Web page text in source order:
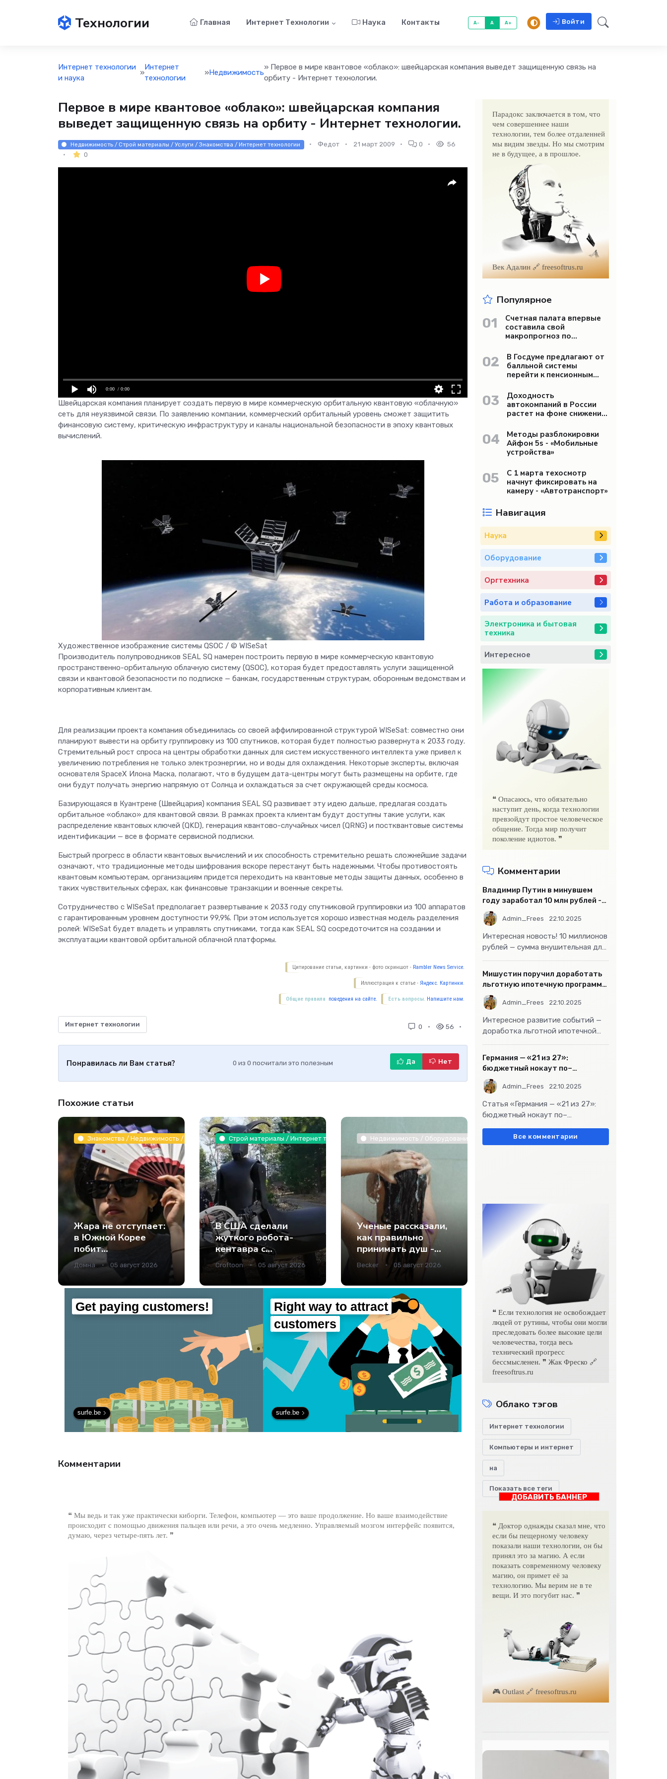
Технологии Главная Интернет Технологии Наука Контакты A- A A+ Войти
Интернет технологии
и наука
»
Интернет
технологии
»Недвижимость
» Первое в мире квантовое «облако»: швейцарская компания выведет защищенную связь на
орбиту - Интернет технологии.
Первое в мире квантовое «облако»: швейцарская компания
выведет защищенную связь на орбиту - Интернет технологии.
Недвижимость / Строй материалы / Услуги / Знакомства / Интернет технологии Федот 21 март 2009 0
56
0
0:00 / 0:00
Швейцарская компания планирует создать первую в мире коммерческую орбитальную квантовую «облачную»
сеть для неуязвимой связи. По заявлению компании, коммерческий орбитальный уровень сможет защитить
финансовую систему, критическую инфраструктуру и каналы национальной безопасности в эпоху квантовых
вычислений.
Художественное изображение системы QSOC / © WISeSat
Производитель полупроводников SEAL SQ намерен построить первую в мире коммерческую квантовую
пространственно-орбитальную облачную систему (QSOC), которая будет предоставлять услуги защищенной
связи и квантовой безопасности по подписке — банкам, государственным структурам, оборонным ведомствам и
корпоративным клиентам.
Для реализации проекта компания объединилась со своей аффилированной структурой WISeSat: совместно они
планируют вывести на орбиту группировку из 100 спутников, которая будет полностью развернута к 2033 году.
Стремительный рост спроса на центры обработки данных для систем искусственного интеллекта уже привел к
увеличению потребления не только электроэнергии, но и воды для охлаждения. Некоторые эксперты, включая
основателя SpaceX Илона Маска, полагают, что в будущем дата-центры могут быть размещены на орбите, где
они будут получать энергию напрямую от Солнца и охлаждаться за счет окружающей среды космоса.
Базирующаяся в Куантрене (Швейцария) компания SEAL SQ развивает эту идею дальше, предлагая создать
орбитальное «облако» для квантовой связи. В рамках проекта клиентам будут доступны такие услуги, как
распределение квантовых ключей (QKD), генерация квантово-случайных чисел (QRNG) и постквантовые системы
идентификации — все в формате сервисной подписки.
Быстрый прогресс в области квантовых вычислений и их способность стремительно решать сложнейшие задачи
означают, что традиционные методы шифрования вскоре перестанут быть надежными. Чтобы противостоять
квантовым компьютерам, организациям придется переходить на квантовые методы защиты данных, особенно в
таких чувствительных сферах, как финансовые транзакции и военные секреты.
Сотрудничество с WISeSat предполагает развертывание к 2033 году спутниковой группировки из 100 аппаратов
с гарантированным уровнем доступности 99,9%. При этом используется хорошо известная модель разделения
ролей: WISeSat будет владеть и управлять спутниками, тогда как SEAL SQ сосредоточится на создании и
эксплуатации квантовой орбитальной облачной платформы.
Цитирование статьи, картинки - фото скриншот - Rambler News Service.
Иллюстрация к статье - Яндекс. Картинки.
Есть вопросы. Напишите нам.
Общие правила поведения на сайте.
Интернет технологии 0 56
Понравилась ли Вам статья? 0 из 0 посчитали это полезным Да Нет
Похожие статьи
Знакомства / Недвижимость / Животные и растения / Интернет технологии
Жара не отступает:
в Южной Корее
побит
температурный
рекорд за всю
историю
Наука.
Домна 05 август 2026
Строй материалы / Интернет технологии
В США сделали
жуткого робота-
кентавра с
инструментами
вместо рук - Наука.
Croftoon 05 август 2026
Недвижимость / Оборудование / Другие новости / Знакомства / Интернет технологии
Ученые рассказали,
как правильно
принимать душ -
Наука.
Becker 05 август 2026
Get paying customers!
surfe.be
Right way to attract
customers
surfe.be
Комментарии
❝ Мы ведь и так уже практически киборги. Телефон, компьютер — это ваше продолжение. Но ваше взаимодействие
происходит с помощью движения пальцев или речи, а это очень медленно. Управляемый мозгом интерфейс появится,
думаю, через четыре-пять лет. ❞
Парадокс заключается в том, что
чем совершеннее наши
технологии, тем более отдаленней
мы видим звезды. Но мы смотрим
не в будущее, а в прошлое.
Век Адалин 🔗 freesoftrus.ru
Популярное
01
Счетная палата впервые
составила свой
макропрогноз по
«Бизнес»
02
В Госдуме предлагают от
балльной системы
перейти к пенсионным
03
Доходность
автокомпаний в России
растет на фоне снижения
04
Методы разблокировки
Айфон 5s - «Мобильные
устройства»
05
С 1 марта техосмотр
начнут фиксировать на
камеру - «Автотранспорт»
Навигация
Наука
Оборудование
Оргтехника
Работа и образование
Электроника и бытовая
техника
Интересное
❝ Опасаюсь, что обязательно
наступит день, когда технологии
превзойдут простое человеческое
общение. Тогда мир получит
поколение идиотов. ❞
Комментарии
Владимир Путин в минувшем
году заработал 10 млн рублей -
«Бизнес»
Admin_Frees 22.10.2025
Интересная новость! 10 миллионов
рублей — сумма внушительная для
не
Мишустин поручил доработать
льготную ипотечную программу
- «Бизнес»
Admin_Frees 22.10.2025
Интересное развитие событий —
доработка льготной ипотечной
стать
Германия — «21 из 27»:
бюджетный нокаут по–
европейски
Admin_Frees 22.10.2025
Статья «Германия — «21 из 27»:
бюджетный нокаут по–
подчеркивает остроту
Все комментарии
❝ Если технология не освобождает
людей от рутины, чтобы они могли
преследовать более высокие цели
человечества, тогда весь
технический прогресс
бессмысленен. ❞ Жак Фреско 🔗
freesoftrus.ru
Облако тэгов
Интернет технологии
Компьютеры и интернет
на
Показать все теги
ДОБАВИТЬ БАННЕР
❝ Доктор однажды сказал мне, что
если бы пещерному человеку
показали наши технологии, он бы
принял это за магию. А если
показать современному человеку
магию, он примет её за
технологию. Мы верим не в те
вещи. И это погубит нас. ❞
🎮 Outlast 🔗 freesoftrus.ru